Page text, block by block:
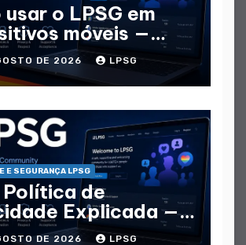
o LPSG em
móveis —
completo
DE 2026 LPSG
E SEGURANÇA LPSG
Política de
Explicada —
Coletam
DE 2026 LPSG